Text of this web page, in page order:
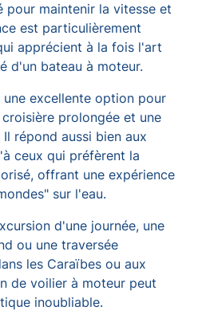
pour maintenir la vitesse et
est particulièrement
apprécient à la fois l'art
d'un bateau à moteur.
excellente option pour
prolongée et une
répond aussi bien aux
ceux qui préfèrent la
offrant une expérience
sur l'eau.
d'une journée, une
ou une traversée
les Caraïbes ou aux
de voilier à moteur peut
inoubliable.